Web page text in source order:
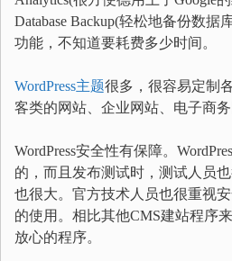
Database Backup(轻松地备份数
功能，不知道要耗费多少时间。
WordPress主题很多，很容易定制
客类的网站、企业网站、电子商务
WordPress安全性有保障。
的，而且发布测试时，测试人员
也很大。官方技术人员也很重视
的使用。相比其他CMS建站程序
放心的程序。